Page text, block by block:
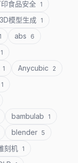
食品安全 1
3D模型生成 1
1 abs 6
1
1 Anycubic 2
1
bambulab 1
blender 5
刻机 1